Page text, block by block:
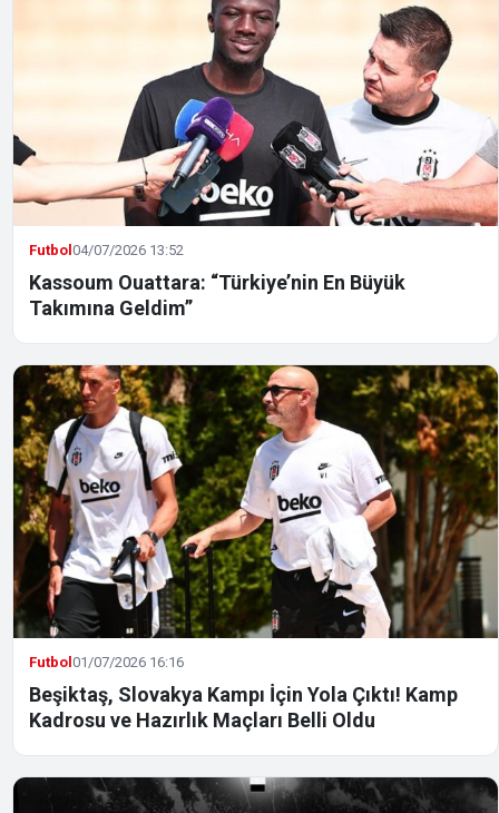
Futbol04/07/2026 13:52
Kassoum Ouattara: “Türkiye’nin En Büyük
Takımına Geldim”
Futbol01/07/2026 16:16
Beşiktaş, Slovakya Kampı İçin Yola Çıktı! Kamp
Kadrosu ve Hazırlık Maçları Belli Oldu